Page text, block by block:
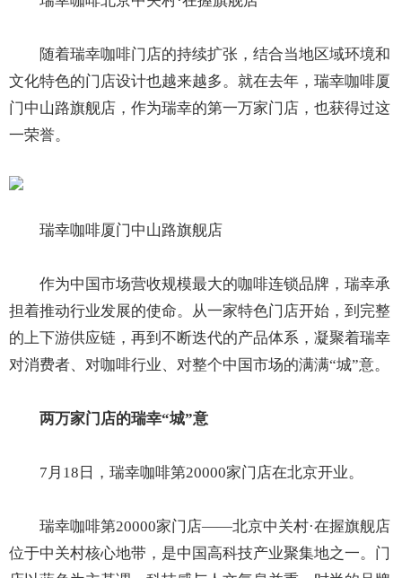
随着瑞幸咖啡门店的持续扩张，结合当地区域环境和
文化特色的门店设计也越来越多。就在去年，瑞幸咖啡厦
门中山路旗舰店，作为瑞幸的第一万家门店，也获得过这
一荣誉。
瑞幸咖啡厦门中山路旗舰店
作为中国市场营收规模最大的咖啡连锁品牌，瑞幸承
担着推动行业发展的使命。从一家特色门店开始，到完整
的上下游供应链，再到不断迭代的产品体系，凝聚着瑞幸
对消费者、对咖啡行业、对整个中国市场的满满“城”意。
两万家门店的瑞幸“城”意
7月18日，瑞幸咖啡第20000家门店在北京开业。
瑞幸咖啡第20000家门店——北京中关村·在握旗舰店
位于中关村核心地带，是中国高科技产业聚集地之一。门